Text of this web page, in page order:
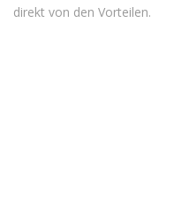
direkt von den Vorteilen.